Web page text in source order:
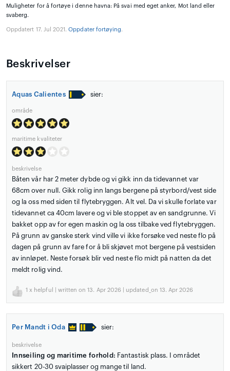
Muligheter for å fortøye i denne havna: På svai med eget anker, Mot land eller
svaberg.
Oppdatert 17. Jul 2021.Oppdater fortøying.
Beskrivelser
Aquas Calientes sier:
område
maritime kvaliteter
beskrivelse
Båten vår har 2 meter dybde og vi gikk inn da tidevannet var
68cm over null. Gikk rolig inn langs bergene på styrbord/vest side
og la oss med siden til flytebryggen. Alt vel. Da vi skulle forlate var
tidevannet ca 40cm lavere og vi ble stoppet av en sandgrunne. Vi
bakket opp av for egen maskin og la oss tilbake ved flytebryggen.
På grunn av ganske sterk vind ville vi ikke forsøke ved neste flo på
dagen på grunn av fare for å bli skjøvet mot bergene på vestsiden
av innløpet. Neste forsøk blir ved neste flo midt på natten da det
meldt rolig vind.
1 x helpful | written on 13. Apr 2026 | updated_on 13. Apr 2026
Per Mandt i Oda sier:
beskrivelse
Innseiling og maritime forhold: Fantastisk plass. I området
sikkert 20-30 svaiplasser og mange til land.